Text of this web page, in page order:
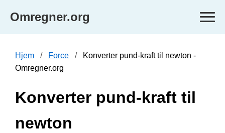
Omregner.org
Hjem Force
Konverter pund-kraft til newton -
Omregner.org
Konverter pund-kraft til
newton